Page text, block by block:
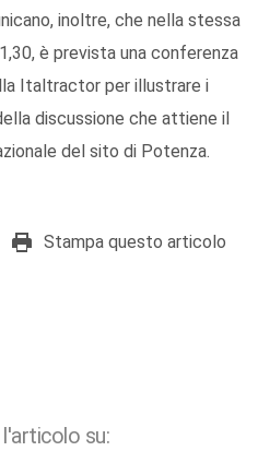
inoltre, che nella stessa
è prevista una conferenza
Italtractor per illustrare i
discussione che attiene il
del sito di Potenza.
Stampa questo articolo
su: